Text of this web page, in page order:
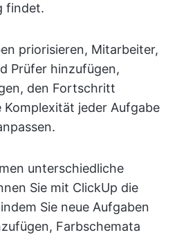
findet.
priorisieren, Mitarbeiter,
Prüfer hinzufügen,
den Fortschritt
Komplexität jeder Aufgabe
unterschiedliche
Sie mit ClickUp die
Sie neue Aufgaben
Farbschemata